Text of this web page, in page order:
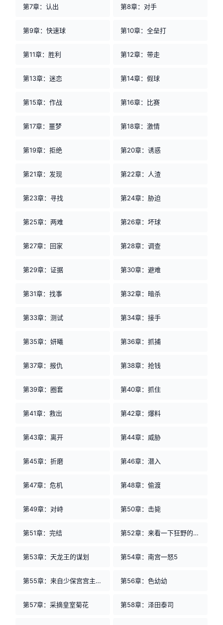
第7章：认出 第8章：对手
第9章：快速球 第10章：全垒打
第11章：胜利 第12章：带走
第13章：迷恋 第14章：假球
第15章：作战 第16章：比赛
第17章：噩梦 第18章：激情
第19章：拒绝 第20章：诱惑
第21章：发现 第22章：人渣
第23章：寻找 第24章：胁迫
第25章：两难 第26章：坏球
第27章：回家 第28章：调查
第29章：证据 第30章：避难
第31章：找事 第32章：暗杀
第33章：测试 第34章：接手
第35章：妍曦 第36章：抓捕
第37章：报仇 第38章：抢钱
第39章：圈套 第40章：抓住
第41章：救出 第42章：爆料
第43章：离开 第44章：威胁
第45章：折磨 第46章：潜入
第47章：危机 第48章：偷渡
第49章：对峙 第50章：击毙
第51章：完结 第52章：来看一下狂野的国度！
第53章：天龙王的谋划 第54章：南宫一怒5
第55章：来自少保宫宫主的召见 第56章：色幼幼
第57章：采摘皇室菊花 第58章：泽田泰司